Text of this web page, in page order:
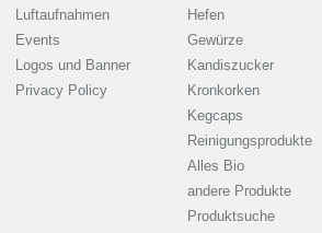
Luftaufnahmen
Events
Logos und Banner
Privacy Policy
Hefen
Gewürze
Kandiszucker
Kronkorken
Kegcaps
Reinigungsprodukte
Alles Bio
andere Produkte
Produktsuche